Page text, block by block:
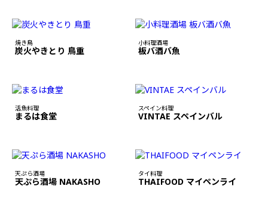
焼き鳥
炭火やきとり 鳥重
小料理酒場
板バ酒バ魚
活魚料理
まるは食堂
スペイン料理
VINTAE スペインバル
天ぷら酒場
天ぷら酒場 NAKASHO
タイ料理
THAIFOOD マイペンライ